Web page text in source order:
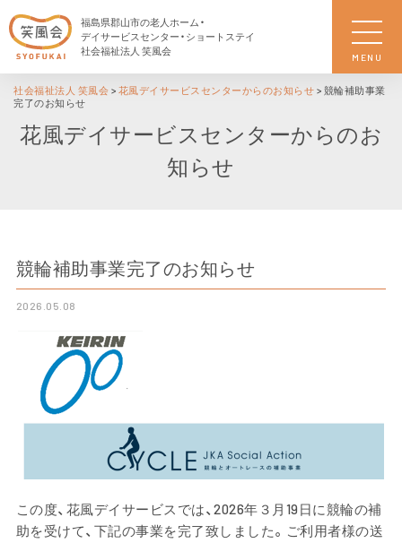
福島県郡山市の老人ホーム・
デイサービスセンター・ショートステイ
社会福祉法人 笑風会
MENU
社会福祉法人 笑風会 > 花風デイサービスセンターからのお知らせ > 競輪補助事業
完了のお知らせ
花風デイサービスセンターからのお
知らせ
競輪補助事業完了のお知らせ
2026.05.08
この度、花風デイサービスでは、2026年３月19日に競輪の補
助を受けて、下記の事業を完了致しました。ご利用者様の送